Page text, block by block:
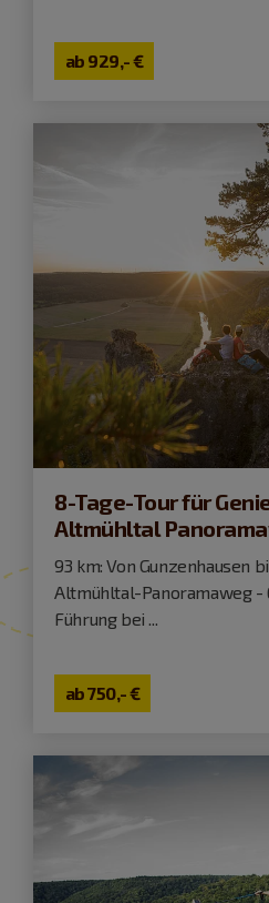
ab 929,- €
8-Tage-Tour für
Altmühltal
93 km: Von Gunzenhausen
Altmühltal-Panoramaweg -
Führung bei ...
ab750,- €